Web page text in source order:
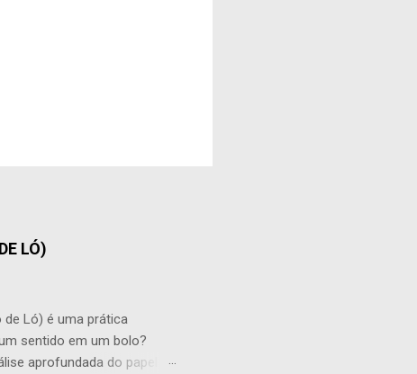
LÓ)
é uma prática
sentido em um bolo?
aprofundada do papel do